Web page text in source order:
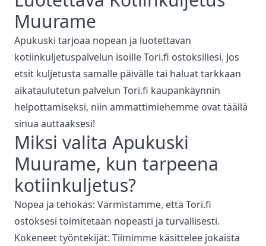
Muurame
Apukuski tarjoaa nopean ja luotettavan
kotiinkuljetuspalvelun isoille Tori.fi ostoksillesi. Jos
etsit kuljetusta samalle päivälle tai haluat tarkkaan
aikataulutetun palvelun Tori.fi kaupankäynnin
helpottamiseksi, niin ammattimiehemme ovat täällä
sinua auttaaksesi!
Miksi valita Apukuski
Muurame, kun tarpeena
kotiinkuljetus?
Nopea ja tehokas: Varmistamme, että Tori.fi
ostoksesi toimitetaan nopeasti ja turvallisesti.
Kokeneet työntekijät: Tiimimme käsittelee jokaista